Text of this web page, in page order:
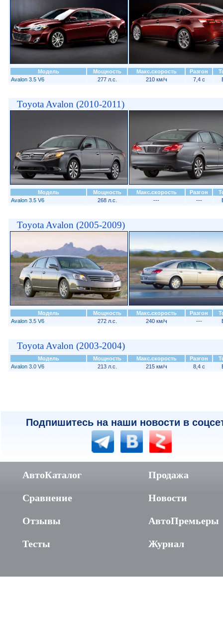
Модель Мощность Макс.скорость Разгон
Avalon 3.5 V6
277 л.с. 210 км/ч 7,4 с
Toyota Avalon (2010-2011)
Модель Мощность Макс.скорость Разгон
Avalon 3.5 V6
268 л.с. --- ---
Toyota Avalon (2005-2009)
Модель Мощность Макс.скорость Разгон
Avalon 3.5 V6
272 л.с. 240 км/ч ---
Toyota Avalon (2003-2004)
Модель Мощность Макс.скорость Разгон
Avalon 3.0 V6
213 л.с. 215 км/ч 8,4 с
Подпишитесь на наши новости в
АвтоКаталог
Сравнение
Отзывы
Тесты
Продажа
Новости
АвтоПремьеры
Журнал